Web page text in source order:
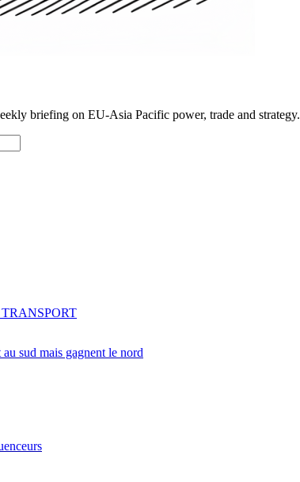
briefing on EU-Asia Pacific power, trade and strategy.
sud mais gagnent le nord